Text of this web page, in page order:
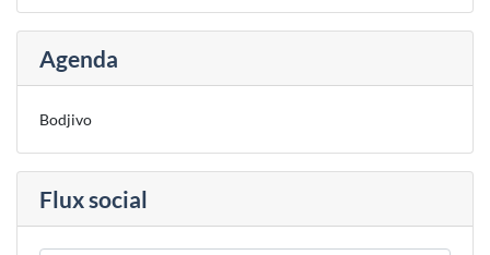
Agenda
Bodjivo
Flux social